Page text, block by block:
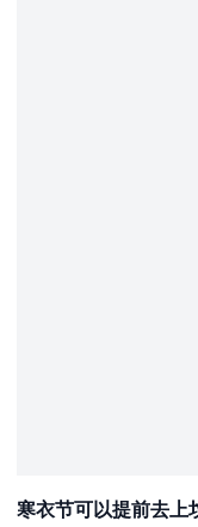
寒衣节可以提前去